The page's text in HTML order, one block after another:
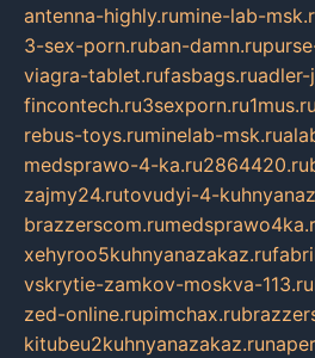
antenna-highly.rumine-lab-
3-sex-porn.ruban-damn.ru
viagra-tablet.rufasbags.ruadler-
fincontech.ru3sexporn.ru1mus.ru
rebus-toys.ruminelab-msk.ru
medsprawo-4-ka.ru2864420.ru
zajmy24.rutovudyi-4-
brazzerscom.ru
xehyroo5kuhnyanazakaz.ru
vskrytie-zamkov-moskva-113.ru
zed-online.rupimchax.ru
kitubeu2kuhnyanazakaz.ru